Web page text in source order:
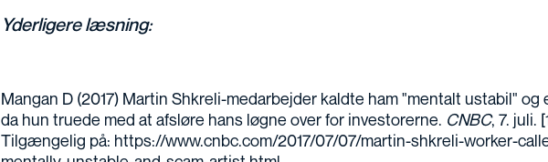
Yderligere læsning:
Mangan D (2017) Martin Shkreli-medarbejder kaldte ham "mentalt ustabil" og
da hun truede med at afsløre hans løgne over for investorerne. CNBC, 7. juli.
Tilgængelig på: https://www.cnbc.com/2017/07/07/martin-shkreli-worker-